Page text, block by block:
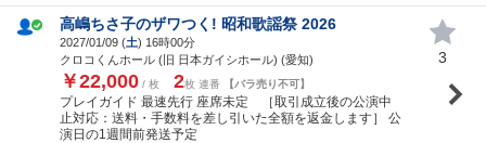
高嶋ちさ子のザワつく! 昭和歌謡祭 2026
2027/01/09 (土) 16時00分
クロコくんホール (旧 日本ガイシホール) (愛知)
￥22,000 / 枚 2枚 連番 【バラ売り不可】
プレイガイド 最速先行 座席未定 ［取引成立後の公演中
止対応：送料・手数料を差し引いた全額を返金します］ 公
演日の1週間前発送予定
3